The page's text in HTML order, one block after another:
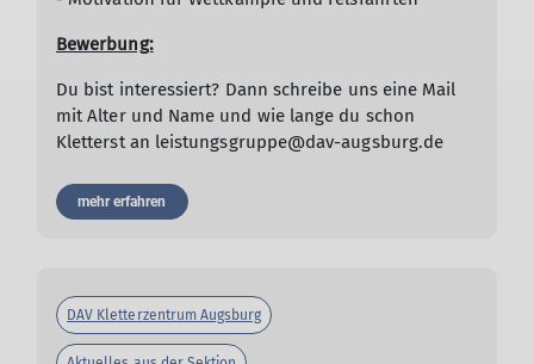
Bewerbung:
Du bist interessiert? Dann schreibe uns eine Mail
mit Alter und Name und wie lange du schon
Kletterst an leistungsgruppe@dav-augsburg.de
mehr erfahren
DAV Kletterzentrum Augsburg